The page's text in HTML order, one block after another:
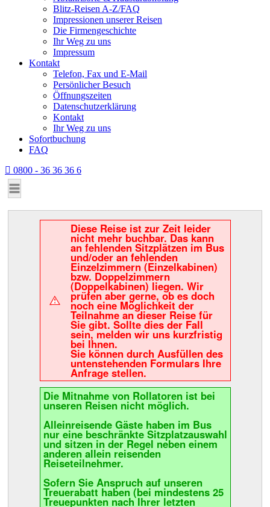
Blitz-Reisen A-Z/FAQ
Impressionen unserer Reisen
Die Firmengeschichte
Ihr Weg zu uns
Impressum
Kontakt
Telefon, Fax und E-Mail
Persönlicher Besuch
Öffnungszeiten
Datenschutzerklärung
Kontakt
Ihr Weg zu uns
Sofortbuchung
FAQ
0800 - 36 36 36 6